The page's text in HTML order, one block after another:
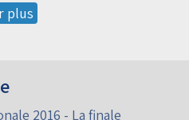
plus
2016 - La finale